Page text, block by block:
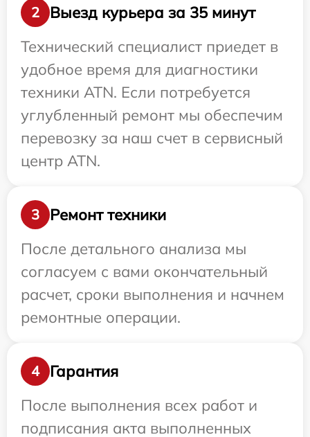
2
Выезд курьера за 35 минут
Технический специалист приедет в
удобное время для диагностики
техники ATN. Если потребуется
углубленный ремонт мы обеспечим
перевозку за наш счет в сервисный
центр ATN.
3
Ремонт техники
После детального анализа мы
согласуем с вами окончательный
расчет, сроки выполнения и начнем
ремонтные операции.
4
Гарантия
После выполнения всех работ и
подписания акта выполненных